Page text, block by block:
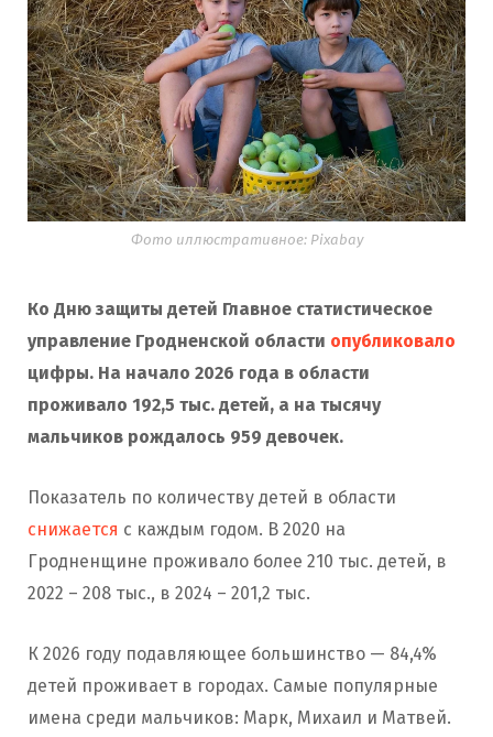
Фото иллюстративное: Pixabay
Ко Дню защиты детей Главное статистическое
управление Гродненской области опубликовало
цифры. На начало 2026 года в области
проживало 192,5 тыс. детей, а на тысячу
мальчиков рождалось 959 девочек.
Показатель по количеству детей в области
снижается с каждым годом. В 2020 на
Гродненщине проживало более 210 тыс. детей, в
2022 – 208 тыс., в 2024 – 201,2 тыс.
К 2026 году подавляющее большинство — 84,4%
детей проживает в городах. Самые популярные
имена среди мальчиков: Марк, Михаил и Матвей.